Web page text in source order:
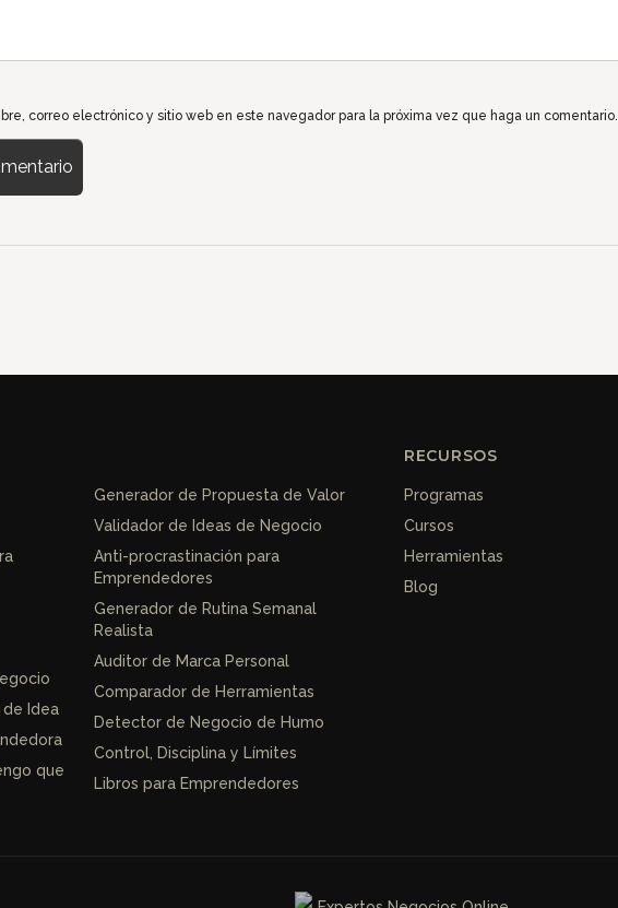
correo electrónico y sitio web en este navegador para la próxima vez que haga un comentario.
Idea
que
Generador de Propuesta de Valor
Validador de Ideas de Negocio
Anti-procrastinación para
Emprendedores
Generador de Rutina Semanal
Realista
Auditor de Marca Personal
Comparador de Herramientas
Detector de Negocio de Humo
Control, Disciplina y Límites
Libros para Emprendedores
RECURSOS
Programas
Cursos
Herramientas
Blog